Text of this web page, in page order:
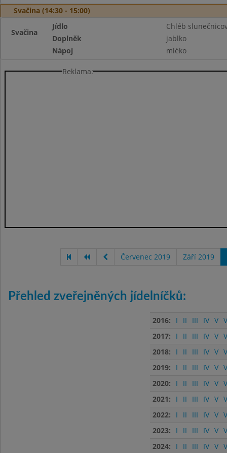
Svačina (14:30 - 15:00)
Svačina
Jídlo
Chléb
Doplněk
jablko
Nápoj
mléko
Reklama:
Červenec 2019 Září 2019
Přehled zveřejněných jídelníčků:
2016: I II III IV V
2017:
I II III IV V
2018:
I II III IV V
2019:
I II III IV V
2020:
I II III IV V
2021:
I II III IV V
2022:
I II III IV V
2023:
I II III IV V
2024:
I II III IV V